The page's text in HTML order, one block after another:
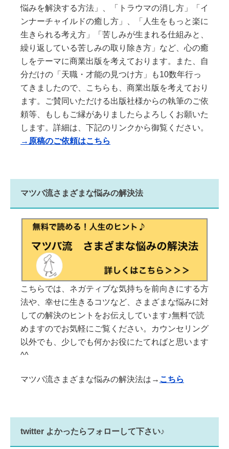
悩みを解決する方法」、「トラウマの消し方」「イ
ンナーチャイルドの癒し方」、「人生をもっと楽に
生きられる考え方」「苦しみが生まれる仕組みと、
繰り返している苦しみの取り除き方」など、心の癒
しをテーマに商業出版を考えております。また、自
分だけの「天職・才能の見つけ方」も10数年行っ
てきましたので、こちらも、商業出版を考えており
ます。ご賛同いただける出版社様からの執筆のご依
頼等、もしもご縁がありましたらよろしくお願いた
します。詳細は、下記のリンクから御覧ください。
→原稿のご依頼はこちら
マツバ流さまざまな悩みの解決法
こちらでは、ネガティブな気持ちを前向きにする方
法や、幸せに生きるコツなど、さまざまな悩みに対
しての解決のヒントをお伝えしています♪無料で読
めますのでお気軽にご覧ください。カウンセリング
以外でも、少しでも何かお役にたてればと思います
^^
マツバ流さまざまな悩みの解決法は→ こちら
twitter よかったらフォローして下さい♪